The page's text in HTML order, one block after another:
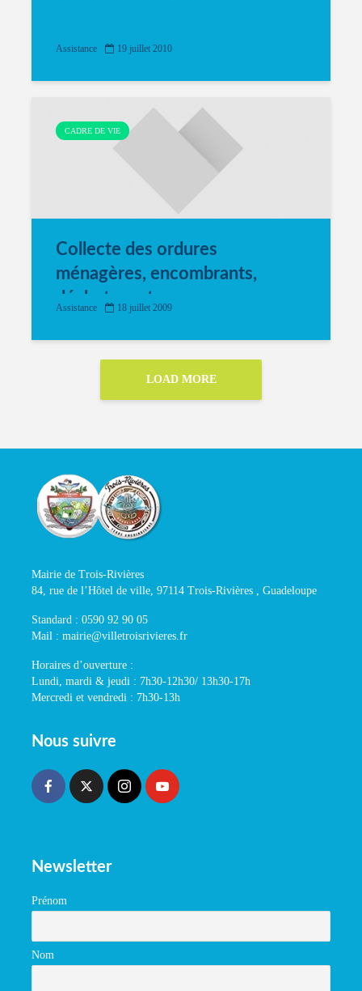
Assistance 19 juillet 2010
CADRE DE VIE
Collecte des ordures
ménagères, encombrants,
déchets verts
Assistance 18 juillet 2009
LOAD MORE
Mairie de Trois-Rivières
84, rue de l’Hôtel de ville, 97114 Trois-Rivières , Guadeloupe
Standard : 0590 92 90 05
Mail : mairie@villetroisrivieres.fr
Horaires d’ouverture :
Lundi, mardi & jeudi : 7h30-12h30/ 13h30-17h
Mercredi et vendredi : 7h30-13h
Nous suivre
Newsletter
Prénom
Nom